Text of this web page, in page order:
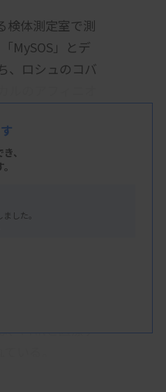
検体測定室で測
MySOS」とデ
、ロシュのコバ
要に応じて
査の情報も一
）第3期課題
井良三氏・自
、PHRと医療デ
、
した。